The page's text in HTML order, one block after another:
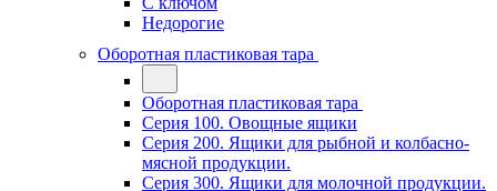
Недорогие
Оборотная пластиковая тара
Оборотная пластиковая тара
Серия 100. Овощные ящики
Серия 200. Ящики для рыбной и колбасно-
мясной продукции.
Серия 300. Ящики для молочной продукции.